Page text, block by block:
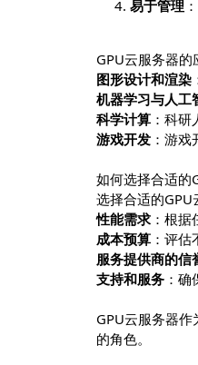
可扩
易于
GPU云服务
图形设计和
科学计算：
游戏开发：
如何选择合
选择合适的
性能需求 ：
服务提供商
支持和服务